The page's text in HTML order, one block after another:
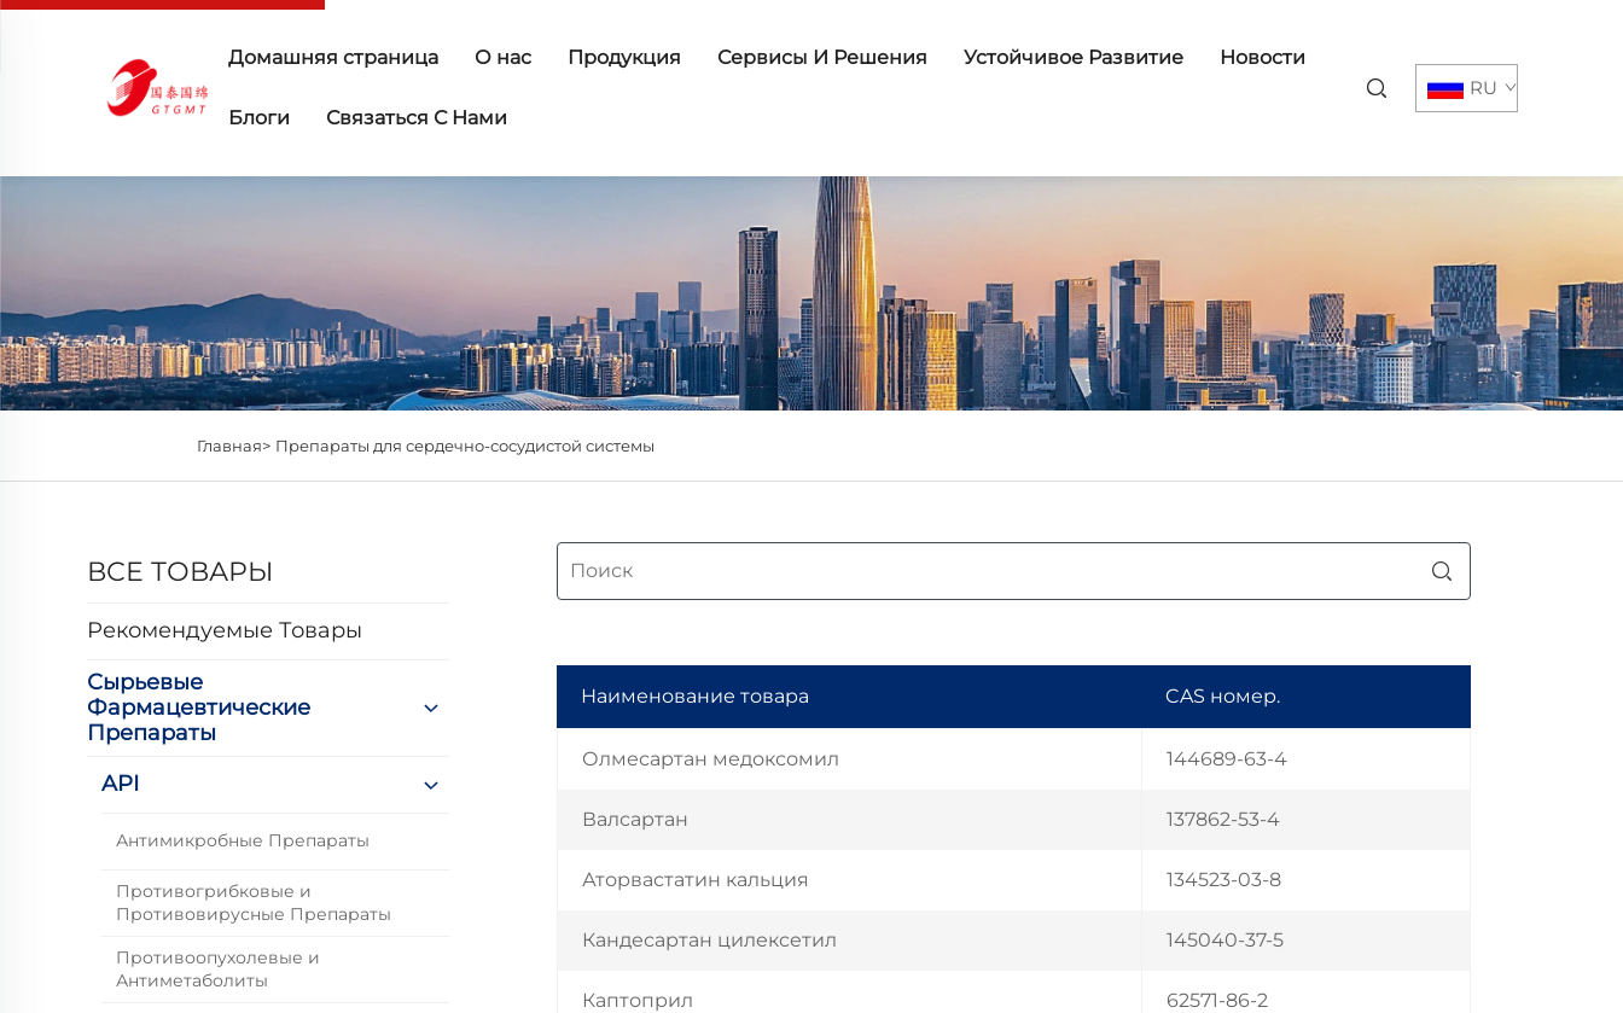
Домашняя страница О нас Продукция Сервисы И Решения Устойчивое Развитие Новости
Блоги Связаться С Нами
RU
Главная> Препараты для сердечно-сосудистой системы
ВСЕ ТОВАРЫ
Рекомендуемые Товары
Сырьевые
Фармацевтические
Препараты
API
Антимикробные Препараты
Противогрибковые и
Противовирусные Препараты
Противоопухолевые и
Антиметаболиты
Наименование товара CAS номер.
Олмесартан медоксомил 144689-63-4
Валсартан 137862-53-4
Аторвастатин кальция 134523-03-8
Кандесартан цилексетил 145040-37-5
Каптоприл 62571-86-2